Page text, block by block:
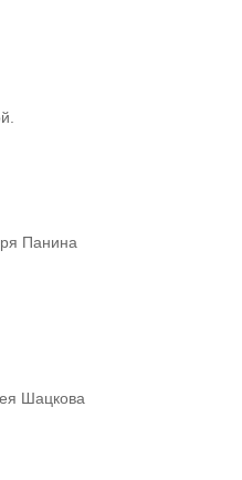
Панина
Шацкова